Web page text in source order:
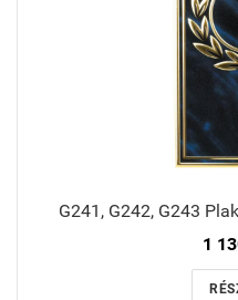
G241, G242, G243
1